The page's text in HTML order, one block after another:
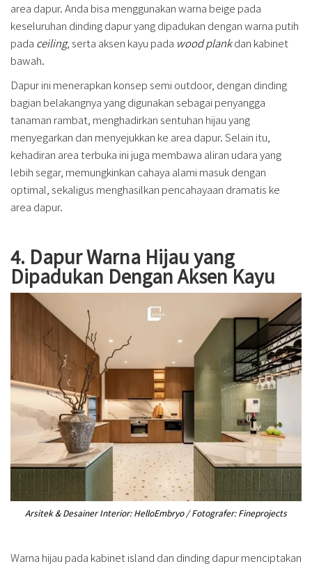
area dapur. Anda bisa menggunakan warna beige pada
keseluruhan dinding dapur yang dipadukan dengan warna putih
pada ceiling, serta aksen kayu pada wood plankdan kabinet
bawah.
Dapur ini menerapkan konsep semi outdoor, dengan dinding
bagian belakangnya yang digunakan sebagai penyangga
tanaman rambat, menghadirkan sentuhan hijau yang
menyegarkan dan menyejukkan ke area dapur. Selain itu,
kehadiran area terbuka ini juga membawa aliran udara yang
lebih segar, memungkinkan cahaya alami masuk dengan
optimal, sekaligus menghasilkan pencahayaan dramatis ke
area dapur.
4. Dapur Warna Hijau yang
Dipadukan Dengan Aksen Kayu
Arsitek & Desainer Interior: HelloEmbryo / Fotografer: Fineprojects
Warna hijau pada kabinet island dan dinding dapur menciptakan